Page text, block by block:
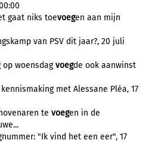
gaat niks toevoegen aan mijn
van PSV dit jaar?, 20 juli
op woensdagvoegde ook aanwinst
kennismaking met Alessane Pléa, 17
te voegen in de
"Ik vind het een eer", 17